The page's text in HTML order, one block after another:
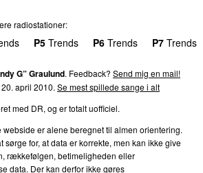
radiostationer:
P5 Trends P6 Trends P7 Trends
G” Graulund. Feedback? Send mig en mail!
april 2010. Se mest spillede sange i alt
med DR, og er totalt uofficiel.
er alene beregnet til almen orientering.
sørge for, at data er korrekte, men kan ikke give
rækkefølgen, betimeligheden eller
data. Der kan derfor ikke gøres